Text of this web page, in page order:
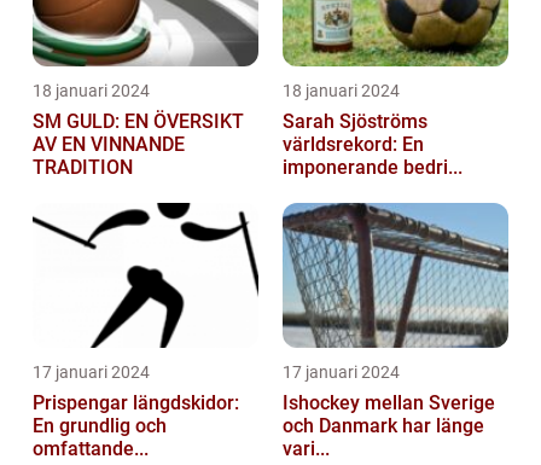
18 januari 2024
SM GULD: EN ÖVERSIKT
AV EN VINNANDE
TRADITION
18 januari 2024
Sarah Sjöströms
världsrekord: En
imponerande bedri...
17 januari 2024
Prispengar längdskidor:
En grundlig och
omfattande...
17 januari 2024
Ishockey mellan Sverige
och Danmark har länge
vari...